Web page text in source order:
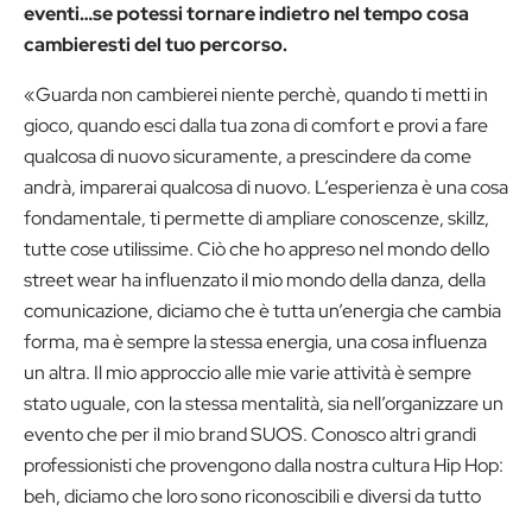
eventi…se potessi tornare indietro nel tempo cosa
cambieresti del tuo percorso.
«Guarda non cambierei niente perchè, quando ti metti in
gioco, quando esci dalla tua zona di comfort e provi a fare
qualcosa di nuovo sicuramente, a prescindere da come
andrà, imparerai qualcosa di nuovo. L’esperienza è una cosa
fondamentale, ti permette di ampliare conoscenze, skillz,
tutte cose utilissime. Ciò che ho appreso nel mondo dello
street wear ha influenzato il mio mondo della danza, della
comunicazione, diciamo che è tutta un’energia che cambia
forma, ma è sempre la stessa energia, una cosa influenza
un altra. Il mio approccio alle mie varie attività è sempre
stato uguale, con la stessa mentalità, sia nell’organizzare un
evento che per il mio brand SUOS. Conosco altri grandi
professionisti che provengono dalla nostra cultura Hip Hop:
beh, diciamo che loro sono riconoscibili e diversi da tutto